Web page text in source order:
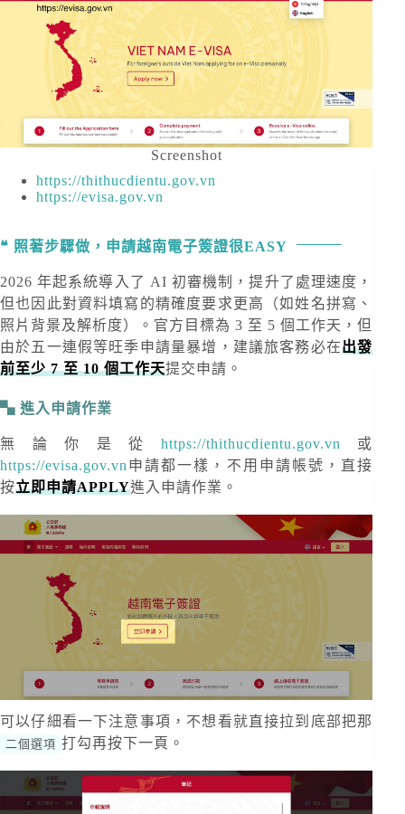
Screenshot
https://thithucdientu.gov.vn
https://evisa.gov.vn
照著步驟做，申請越南電子簽證很EASY
2026 年起系統導入了 AI 初審機制，提升了處理速度，
但也因此對資料填寫的精確度要求更高（如姓名拼寫、
照片背景及解析度）。官方目標為 3 至 5 個工作天，但
由於五一連假等旺季申請量暴增，建議旅客務必在出發
前至少 7 至 10 個工作天提交申請。
進入申請作業
無論你是從 https://thithucdientu.gov.vn 或
https://evisa.gov.vn 申請都一樣，不用申請帳號，直接
按立即申請APPLY進入申請作業。
可以仔細看一下注意事項，不想看就直接拉到底部把那
二個選項 打勾再按下一頁。